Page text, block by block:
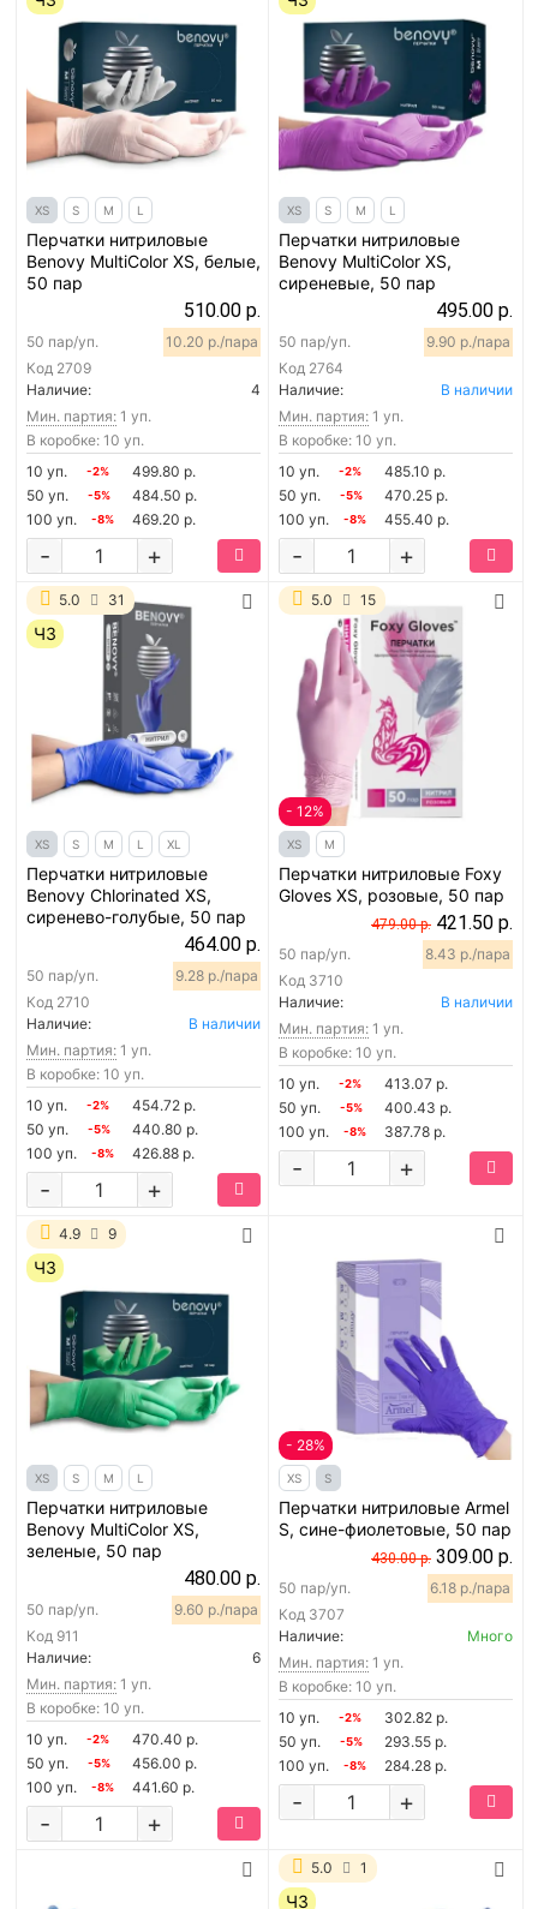
XS S M L
Перчатки нитриловые
Benovy MultiColor XS, белые,
50 пар
510.00 р.
Код 2709
50 пар/уп. 10.20 р./пара
Наличие:
4
Мин. партия: 1 уп.
В коробке: 10 уп.
10 уп.
-2%
499.80 р.
50 уп.
-5%
484.50 р.
100 уп.
-8% 469.20 р.
+
-
XS S M L
Перчатки нитриловые
Benovy MultiColor XS,
сиреневые, 50 пар
495.00 р.
Код 2764
50 пар/уп. 9.90 р./пара
Наличие:
В наличии
Мин. партия: 1 уп.
В коробке: 10 уп.
10 уп.
-2%
485.10 р.
50 уп.
-5%
470.25 р.
100 уп.
-8% 455.40 р.
+
-
5.0 31
ЧЗ
XS S M L XL
Перчатки нитриловые
Benovy Chlorinated XS,
сиренево-голубые, 50 пар
464.00 р.
Код 2710
50 пар/уп. 9.28 р./пара
Наличие:
В наличии
Мин. партия: 1 уп.
В коробке: 10 уп.
10 уп.
-2%
454.72 р.
50 уп.
-5%
440.80 р.
100 уп.
-8% 426.88 р.
+
-
5.0 15
- 12%
XS M
Перчатки нитриловые Foxy
Gloves XS, розовые, 50 пар
479.00 р. 421.50 р.
Код 3710
50 пар/уп. 8.43 р./пара
Наличие:
В наличии
Мин. партия: 1 уп.
В коробке: 10 уп.
10 уп.
-2%
413.07 р.
50 уп.
-5%
400.43 р.
100 уп.
-8% 387.78 р.
+
-
4.9 9
ЧЗ
XS S M L
Перчатки нитриловые
Benovy MultiColor XS,
зеленые, 50 пар
480.00 р.
Код 911
50 пар/уп. 9.60 р./пара
Наличие:
6
Мин. партия: 1 уп.
В коробке: 10 уп.
10 уп.
-2%
470.40 р.
50 уп.
-5%
456.00 р.
100 уп.
-8% 441.60 р.
+
-
- 28%
XS S
Перчатки нитриловые Armel
S, сине-фиолетовые, 50 пар
430.00 р. 309.00 р.
Код 3707
50 пар/уп. 6.18 р./пара
Наличие:
Много
Мин. партия: 1 уп.
В коробке: 10 уп.
10 уп.
-2%
302.82 р.
50 уп.
-5%
293.55 р.
100 уп.
-8% 284.28 р.
+
-
5.0 1
ЧЗ